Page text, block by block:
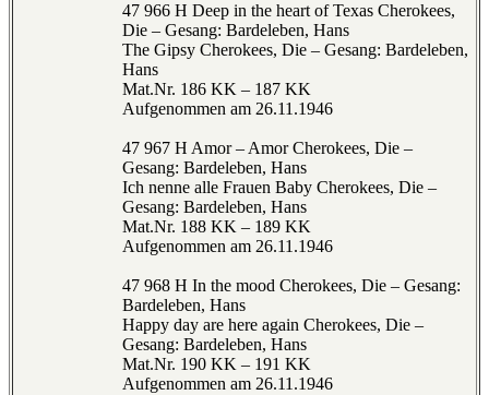
47 966 H Deep in the heart of Texas Cherokees,
Die – Gesang: Bardeleben, Hans
The Gipsy Cherokees, Die – Gesang: Bardeleben,
Hans
Mat.Nr. 186 KK – 187 KK
Aufgenommen am 26.11.1946
47 967 H Amor – Amor Cherokees, Die –
Gesang: Bardeleben, Hans
Ich nenne alle Frauen Baby Cherokees, Die –
Gesang: Bardeleben, Hans
Mat.Nr. 188 KK – 189 KK
Aufgenommen am 26.11.1946
47 968 H In the mood Cherokees, Die – Gesang:
Bardeleben, Hans
Happy day are here again Cherokees, Die –
Gesang: Bardeleben, Hans
Mat.Nr. 190 KK – 191 KK
Aufgenommen am 26.11.1946